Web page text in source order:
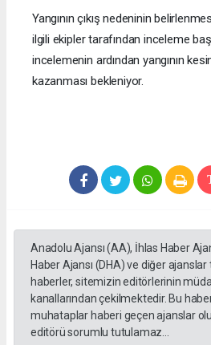
Yangının çıkış nedeninin
ilgili ekipler tarafından inceleme
incelemenin ardından yangının
kazanması bekleniyor.
Anadolu Ajansı (AA), İhlas Haber
Haber Ajansı (DHA) ve diğer
haberler, sitemizin editörlerinin
kanallarından çekilmektedir. Bu
muhataplar haberi geçen ajanslar
editörü sorumlu tutulamaz...